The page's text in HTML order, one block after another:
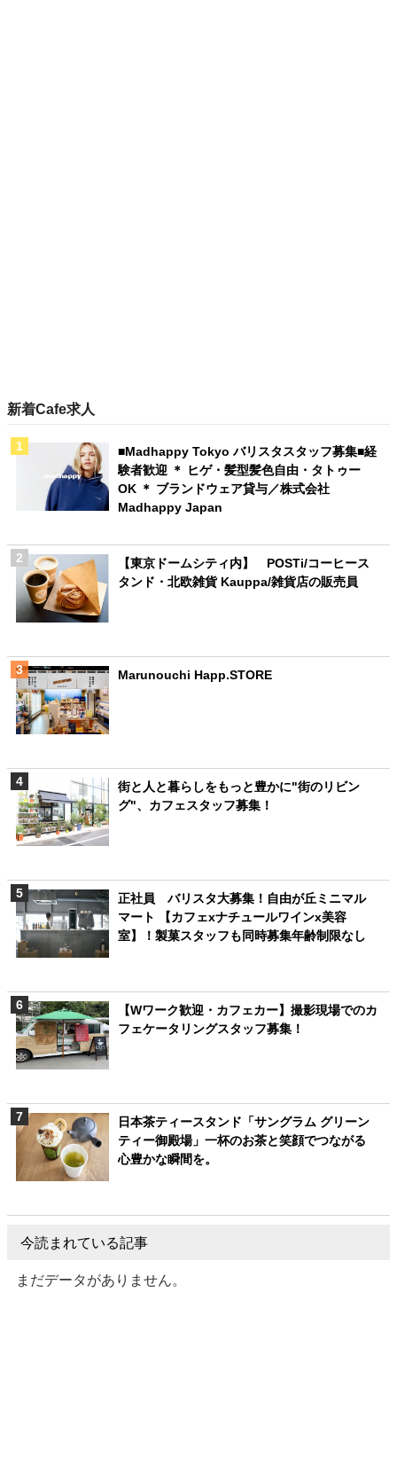
新着Cafe求人
■Madhappy Tokyo バリスタスタッフ募集■経
験者歓迎 ＊ ヒゲ・髪型髪色自由・タトゥー
OK ＊ ブランドウェア貸与／株式会社
Madhappy Japan
【東京ドームシティ内】 POSTi/コーヒース
タンド・北欧雑貨 Kauppa/雑貨店の販売員
Marunouchi Happ.STORE
街と人と暮らしをもっと豊かに"街のリビン
グ"、カフェスタッフ募集！
正社員 バリスタ大募集！自由が丘ミニマル
マート 【カフェxナチュールワインx美容
室】！製菓スタッフも同時募集年齢制限なし
【Wワーク歓迎・カフェカー】撮影現場でのカ
フェケータリングスタッフ募集！
日本茶ティースタンド「サングラム グリーン
ティー御殿場」一杯のお茶と笑顔でつながる
心豊かな瞬間を。
今読まれている記事
まだデータがありません。